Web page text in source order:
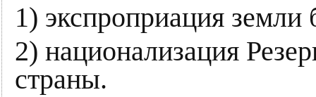
1) экспроприация земли
2) национализация
страны.